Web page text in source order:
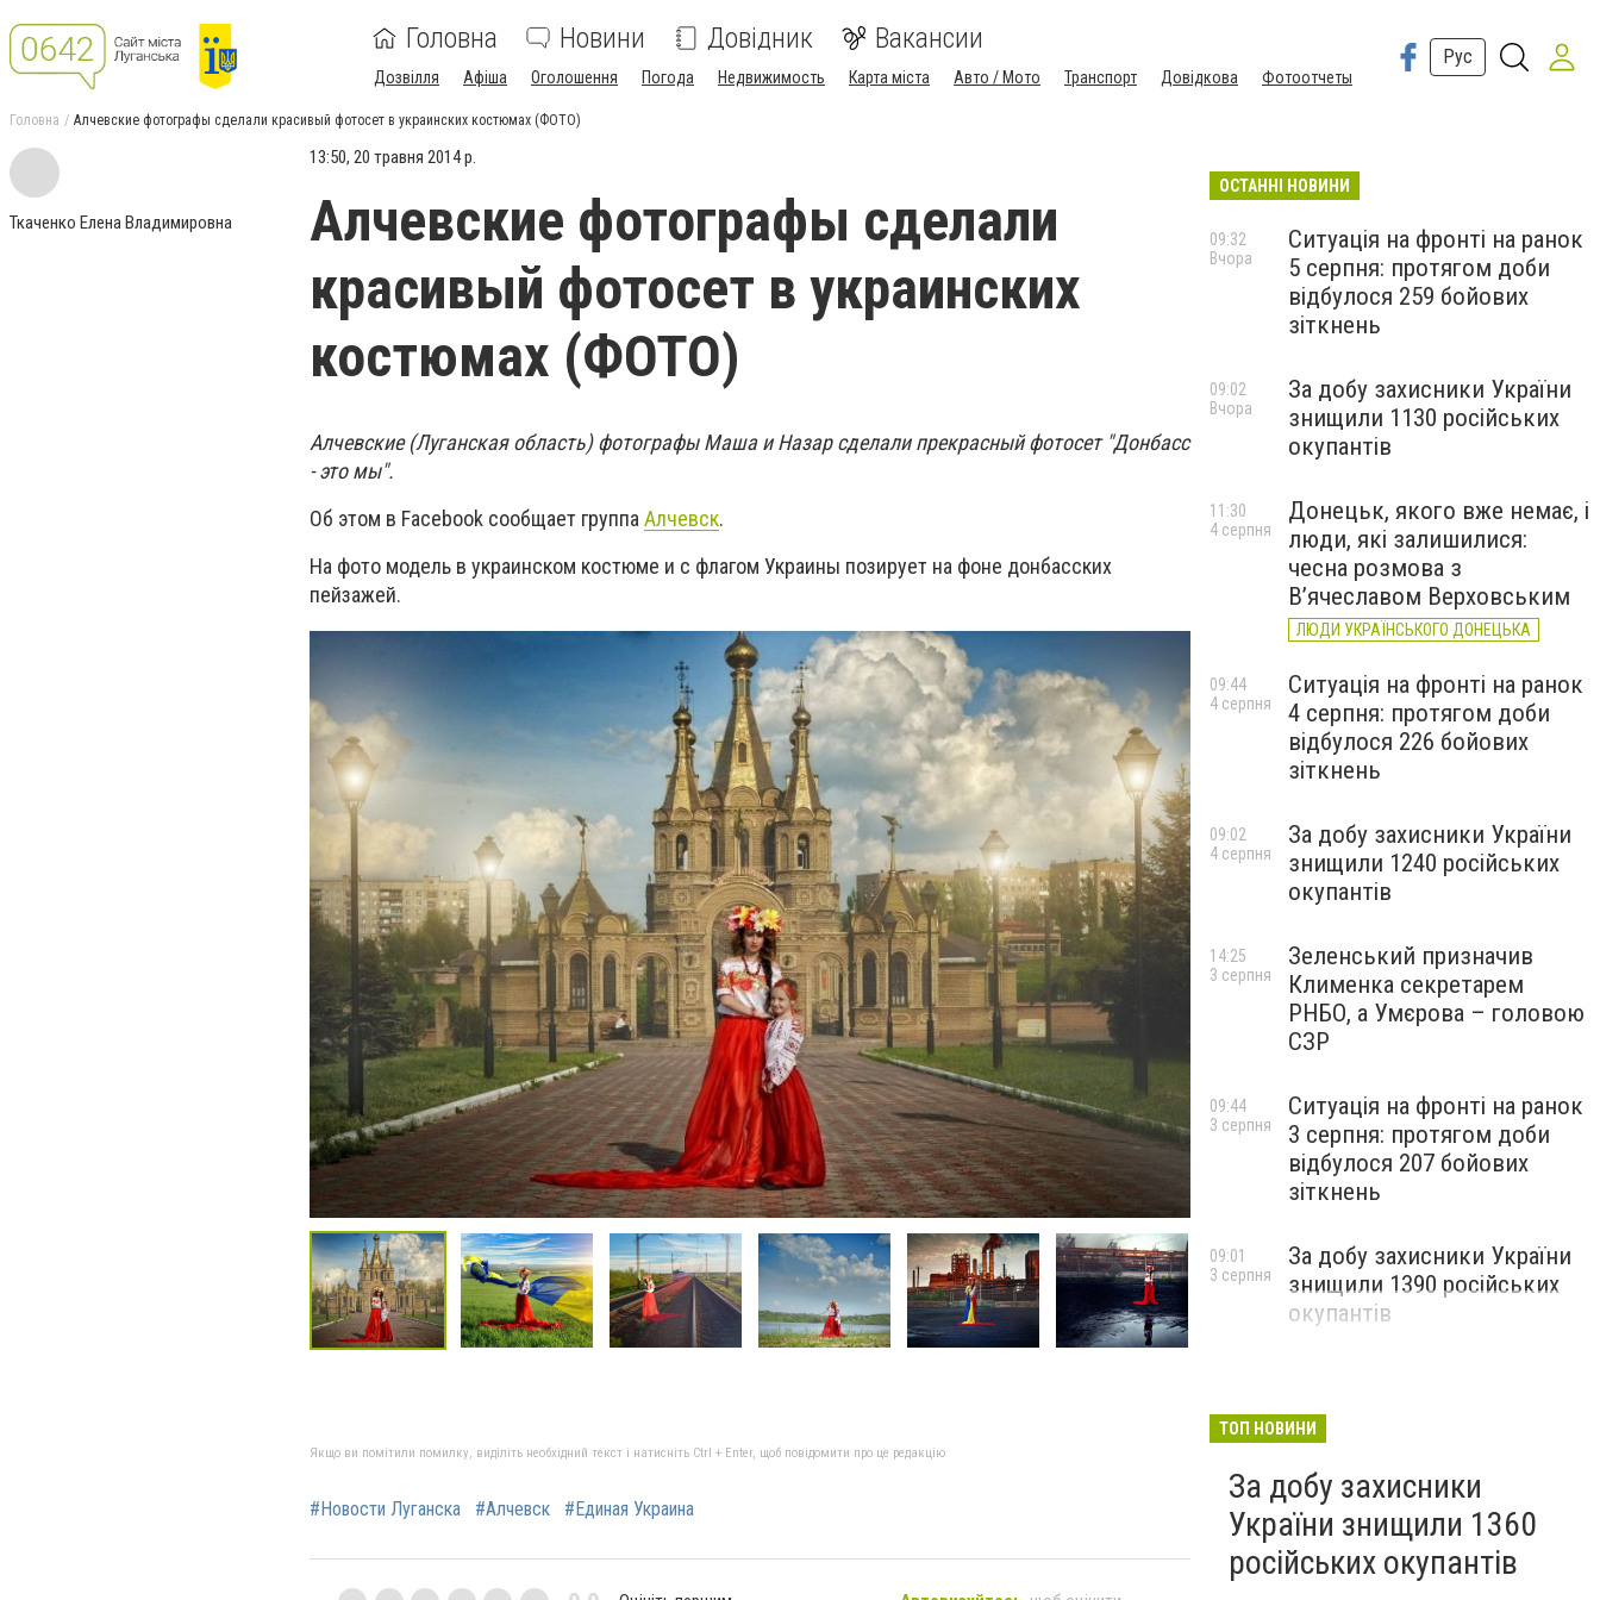
Головна Новини Довідник Вакансии
Дозвілля Афіша Оголошення Погода Недвижимость Карта міста Авто / Мото Транспорт Довідкова Фотоотчеты
Рус
Головна Алчевские фотографы сделали красивый фотосет в украинских костюмах (ФОТО)
Ткаченко Елена Владимировна
13:50, 20 травня 2014 р.
Алчевские фотографы сделали
красивый фотосет в украинских
костюмах (ФОТО)
Алчевские (Луганская область) фотографы Маша и Назар сделали прекрасный фотосет "Донбасс
- это мы".
Об этом в Facebook сообщает группа Алчевск.
На фото модель в украинском костюме и с флагом Украины позирует на фоне донбасских
пейзажей.
Якщо ви помітили помилку, виділіть необхідний текст і натисніть Ctrl + Enter, щоб повідомити про це редакцію
#Новости Луганска #Алчевск #Единая Украина
ОСТАННІ НОВИНИ
Ситуація на фронті на ранок
5 серпня: протягом доби
відбулося 259 бойових
зіткнень
09:32
Вчора
За добу захисники України
знищили 1130 російських
окупантів
09:02
Вчора
Донецьк, якого вже немає, і
люди, які залишилися:
чесна розмова з
В’ячеславом Верховським
ЛЮДИ УКРАЇНСЬКОГО ДОНЕЦЬКА
11:30
4 серпня
Ситуація на фронті на ранок
4 серпня: протягом доби
відбулося 226 бойових
зіткнень
09:44
4 серпня
За добу захисники України
знищили 1240 російських
окупантів
09:02
4 серпня
Зеленський призначив
Клименка секретарем
РНБО, а Умєрова – головою
СЗР
14:25
3 серпня
Ситуація на фронті на ранок
3 серпня: протягом доби
відбулося 207 бойових
зіткнень
09:44
3 серпня
За добу захисники України
знищили 1390 російських
окупантів
09:01
3 серпня
ТОП НОВИНИ
За добу захисники
України знищили 1360
російських окупантів